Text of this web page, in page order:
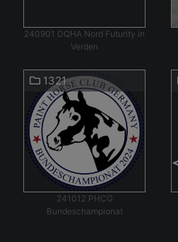
240901 DQHA Nord Futurity in
Verden
1321
241012 PHCG
Bundeschampionat